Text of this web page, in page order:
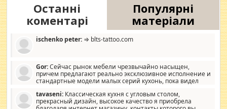
Останні
коментарі
Популярні
матеріали
ischenko peter: ⇒ blts-tattoo.com
Gor:Сейчас рынок мебели чрезвычайно насыщен,
причем предлагают реально эксклюзивное исполнение и
стандартные модели малых серий кухонь, пока видел
стандартные формы, в MebelOk, креативненько и что главное -
со вкусом все в порядке, без ненужных наворотов удорожающих
tavaseni: Классическая кухня с угловым столом,
прекрасный дизайн, высокое качество я приобрела